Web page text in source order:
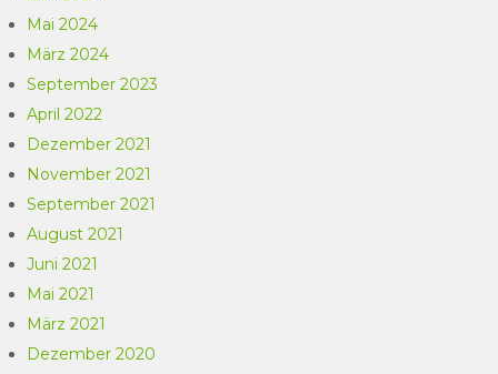
Mai 2024
März 2024
September 2023
April 2022
Dezember 2021
November 2021
September 2021
August 2021
Juni 2021
Mai 2021
März 2021
Dezember 2020